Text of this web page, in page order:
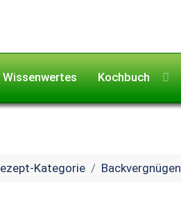
Wissenwertes Kochbuch
Kategorie Backvergnügen